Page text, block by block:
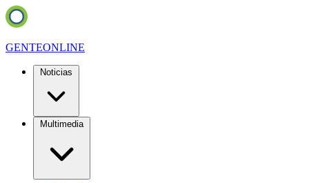
GENTEONLINE
Noticias
Multimedia